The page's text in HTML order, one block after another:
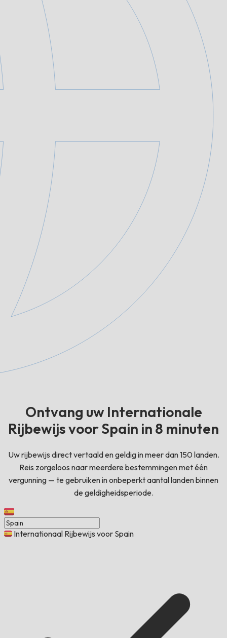
Ontvang uw Internationale
Rijbewijs voor Spain in 8 minuten
Uw rijbewijs direct vertaald en geldig in meer dan 150 landen.
Reis zorgeloos naar meerdere bestemmingen met één
vergunning — te gebruiken in onbeperkt aantal landen binnen
de geldigheidsperiode.
Internationaal Rijbewijs voor Spain